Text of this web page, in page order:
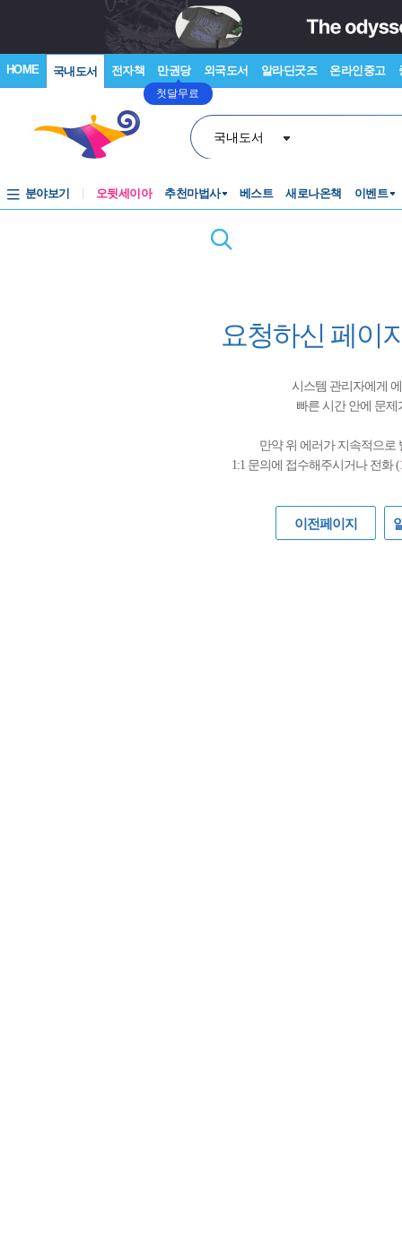
HOME 국내도서 전자책 만권당
첫달무료
외국도서 알라딘굿즈 온라인중고
국내도서
분야보기 오뒷세이아 추천마법사 베스트 새로나온책 이벤트
요청하신 페이
시스템 관리자에게
빠른 시간 안에 문
만약 위 에러가 지속적으로
1:1 문의에 접수해주시거나 전화 (
이전페이지